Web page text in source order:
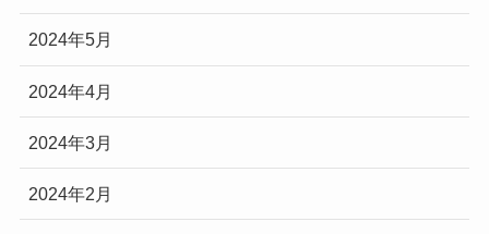
2024年5月
2024年4月
2024年3月
2024年2月